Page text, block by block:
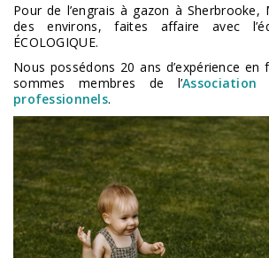
Pour de l’engrais à gazon à
des environs, faites affaire avec
ÉCOLOGIQUE.
Nous possédons 20 ans d’expérience
sommes membres de l’Association
professionnels.